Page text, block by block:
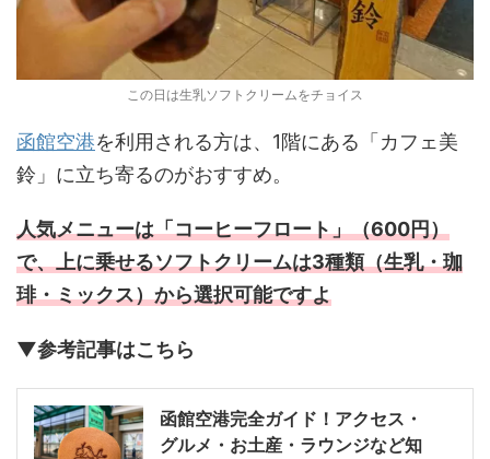
この日は生乳ソフトクリームをチョイス
函館空港を利用される方は、1階にある「カフェ美
鈴」に立ち寄るのがおすすめ。
人気メニューは「コーヒーフロート」（600円）
で、上に乗せるソフトクリームは3種類（生乳・珈
琲・ミックス）から選択可能ですよ
▼参考記事はこちら
函館空港完全ガイド！アクセス・
グルメ・お土産・ラウンジなど知